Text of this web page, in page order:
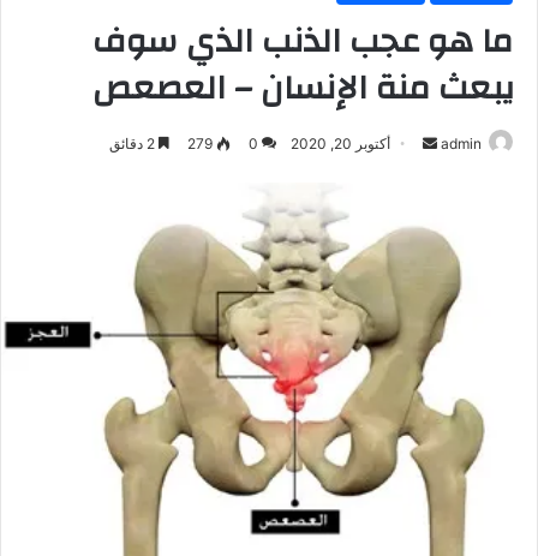
ما هو عجب الذنب الذي سوف
يبعث منة الإنسان – العصعص
admin
أرسل أكتوبر 20, 2020 0
279